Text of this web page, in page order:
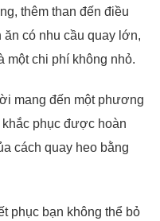
thêm than đến điều
có nhu cầu quay lớn,
một chi phí không nhỏ.
mang đến một phương
phục được hoàn
cách quay heo bằng
phục bạn không thể bỏ